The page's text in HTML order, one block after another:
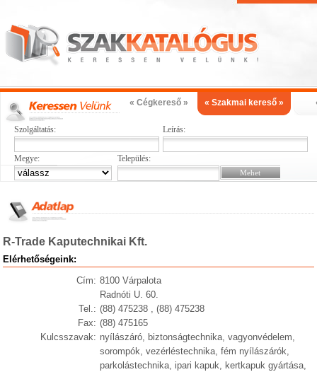
« Cégkereső » « Szakmai kereső »
Szolgáltatás: Leírás:
Megye: Település:
R-Trade Kaputechnikai Kft.
Elérhetőségeink:
Cím: 8100 Várpalota
Radnóti U. 60.
Tel.: (88) 475238 , (88) 475238
Fax: (88) 475165
Kulcsszavak: nyílászáró, biztonságtechnika, vagyonvédelem,
sorompók, vezérléstechnika, fém nyílászárók,
parkolástechnika, ipari kapuk, kertkapuk gyártása,